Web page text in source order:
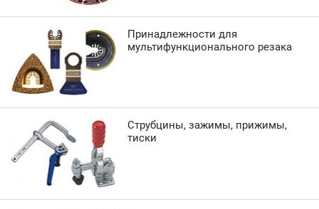
Принадлежности для
мультифункционального резака
Струбцины, зажимы, прижимы,
тиски